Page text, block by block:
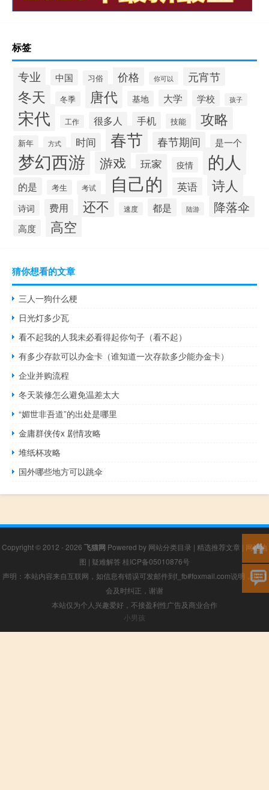
标签
专业 中国 习俗 价格 你可以 元宵节
冬天 冬季 唐代 基地 大学 学校 孩子
宋代 工作 很多人 手机 技能 攻略
新年 方式 时间 春节 春节期间 是一个
梦幻西游 游戏 玩家 疫情 的人
的是 考生 考试 自己的 英语 诗人
诗词 费用 还不 速度 都是 陆游 降落伞
高度 高空
猜你想看的文章
三人一狗什么梗
日光灯多少瓦
看不起我的人我未必看得起你句子（看不起）
有多少存款可以办金卡（谁知道一次存款多少能办金卡）
企业并购流程
冬天装修怎么避免温差太大
“媚世非吾道”的出处是哪里
金庸群侠传x 剧情攻略
堆纸杯攻略
国外哪些地方可以跳伞
Copyright © 2012 - 2026 飞猫网 Powered by 网站分类目录 | 精选推荐文章 | 网站地
图 | 疑难解答 桂ICP备05010876号
声明：本站内容来自互联网，如信息有错误可发邮件到f_fb#foxmail.com说明，我们
会及时纠正，谢谢
本站仅为个人兴趣爱好，不接盈利性广告及商业合作
小男孩